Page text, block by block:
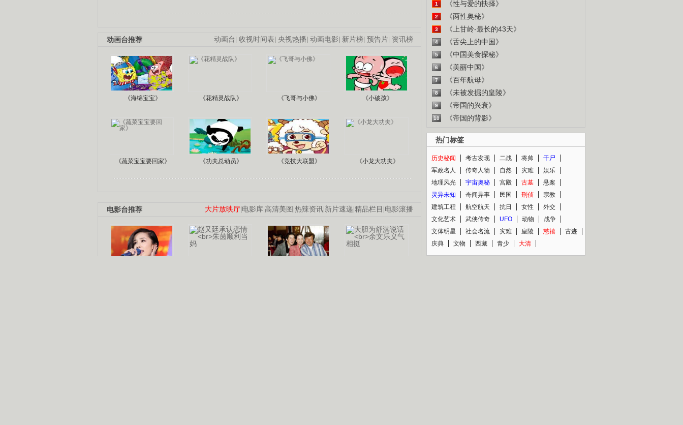
动画台| 收视时间表| 央视热播| 动画电影| 新片榜| 预告片| 资讯榜
动画台推荐
《海绵宝宝》 《花精灵战队》 《飞哥与小佛》 《小破孩》
《蔬菜宝宝要回家》 《功夫总动员》 《竞技大联盟》 《小龙大功夫》
大片放映厅|电影库|高清美图 |热辣资讯|新片速递|精品栏目 |电影滚播
电影台推荐
1 《性与爱的抉择》
2 《两性奥秘》
3 《上甘岭-最长的43天》
4 《舌尖上的中国》
5 《中国美食探秘》
6 《美丽中国》
7 《百年航母》
8 《未被发掘的皇陵》
9 《帝国的兴衰》
10 《帝国的背影》
热门标签
历史秘闻 考古发现 二战 将帅
干尸
军政名人
传奇人物 自然 灾难
娱乐
地理风光
宇宙奥秘 宫殿 古墓
悬案
灵异未知
奇闻异事 民国 刑侦
宗教
建筑工程
航空航天 抗日 女性
外交
文化艺术
武侠传奇 UFO 动物
战争
文体明星
社会名流 灾难 皇陵 慈禧
古迹
庆典
文物 西藏 青少 大清